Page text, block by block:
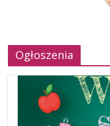
Ogłoszenia